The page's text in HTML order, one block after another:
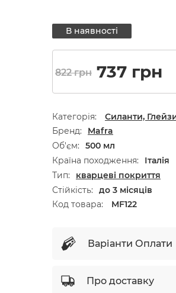
В наявності
822грн 737 грн
Категорія: Силанти,
Бренд
Mafra
Об'єм
500 мл
Країна походження
Італія
Тип
кварцеві покриття
Стійкість
до 3 місяців
Код товара:
MF122
Варіанти Оплати
Про доставку